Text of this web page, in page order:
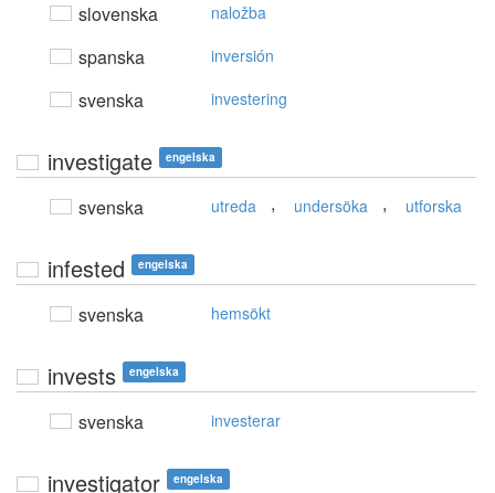
slovenska naložba
spanska inversión
svenska investering
investigate engelska
svenska utreda , undersöka , utforska
infested engelska
svenska hemsökt
invests engelska
svenska investerar
investigator engelska